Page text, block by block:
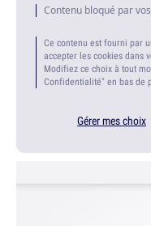
Contenu bloqué par
Ce contenu est fourni par
accepter les cookies dans
Modifiez ce choix à tout
Confidentialité" en bas de
Gérer mes choix